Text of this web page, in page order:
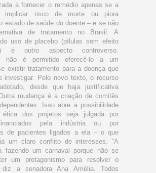
a fornecer o remédio apenas se a
implicar risco de morte ou piora
estado de saúde do doente – e se não
de tratamento no Brasil. A
uso de placebo (pílulas sem efeito
é outro aspecto controverso.
não é permitido oferecê-lo a um
existir tratamento para a doença que
investigar. Pelo novo texto, o recurso
desde que haja justificativa
mudança é a criação de comitês
Isso abre a possibilidade
dos projetos seja julgada por
pela indústria ou por
de pacientes ligados a ela – o que
um claro conflito de interesses. “A
fazendo um carnaval porque não se
um protagonismo para resolver o
diz a senadora Ana Amélia. Todos